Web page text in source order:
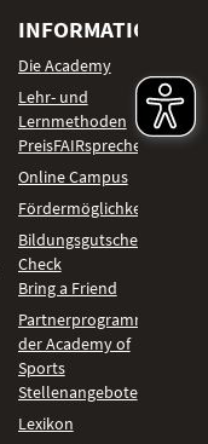
INFORMATIONEN
Die Academy
Lehr- und
Lernmethoden
PreisFAIRsprechen
Online Campus
Fördermöglichkeiten
Bildungsgutschein
Check
Bring a Friend
Partnerprogramm
der Academy of
Sports
Stellenangebote
Lexikon